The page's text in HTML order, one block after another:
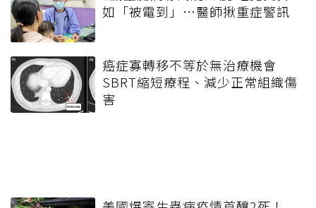
如「被電到」…醫師揪重症警訊
癌症寡轉移不等於無治療機會
SBRT縮短療程、減少正常組織傷
害